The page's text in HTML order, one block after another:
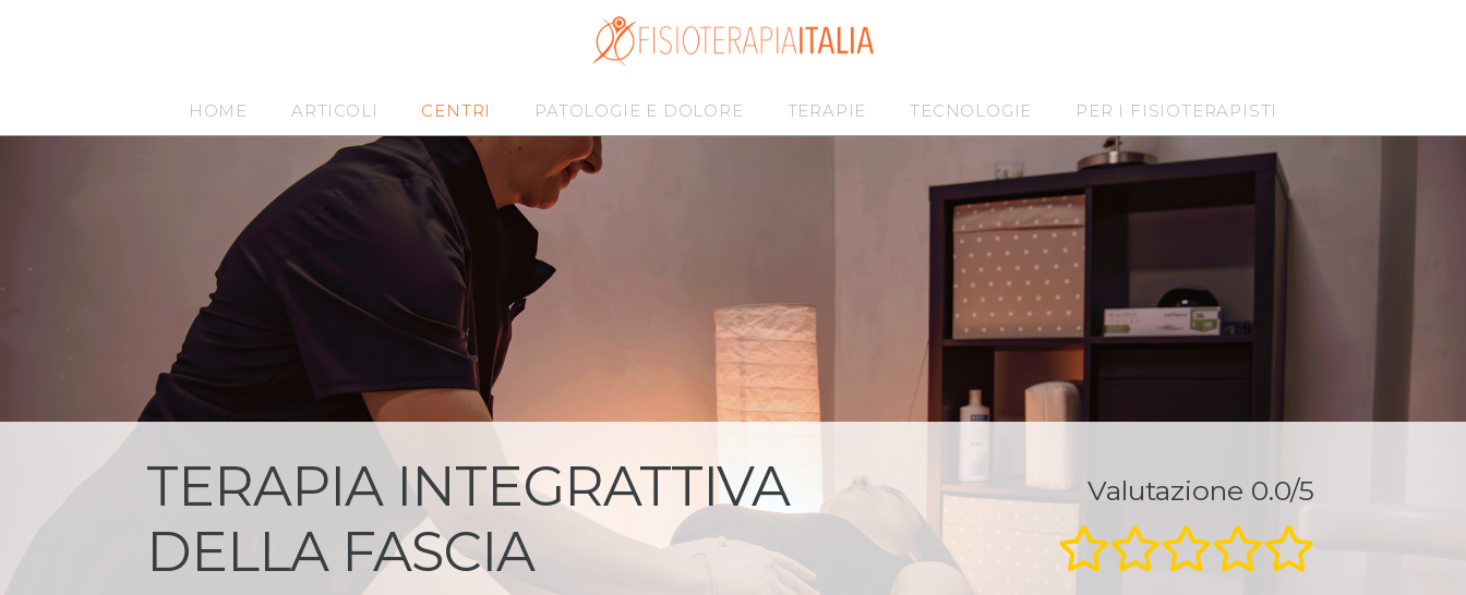
HOME ARTICOLI CENTRI PATOLOGIE E DOLORE TERAPIE TECNOLOGIE PER I FISIOTERAPISTI
TERAPIA INTEGRATTIVA
DELLA FASCIA
Valutazione 0.0/5